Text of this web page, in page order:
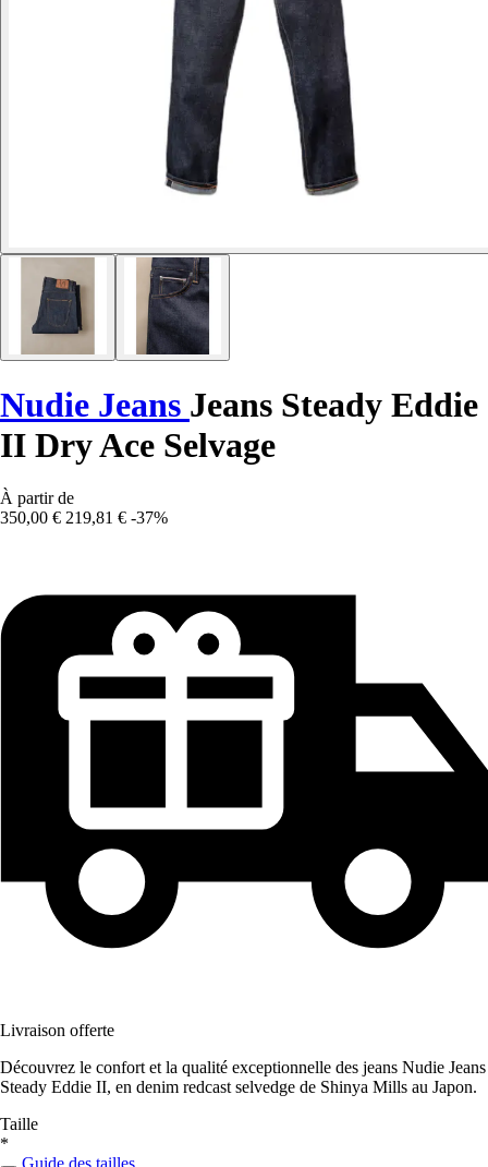
Nudie Jeans Jeans Steady Eddie
II Dry Ace Selvage
À partir de
350,00 € 219,81 € -37%
Livraison offerte
Découvrez le confort et la qualité exceptionnelle des jeans Nudie Jeans
Steady Eddie II, en denim redcast selvedge de Shinya Mills au Japon.
Taille
*
Guide des tailles